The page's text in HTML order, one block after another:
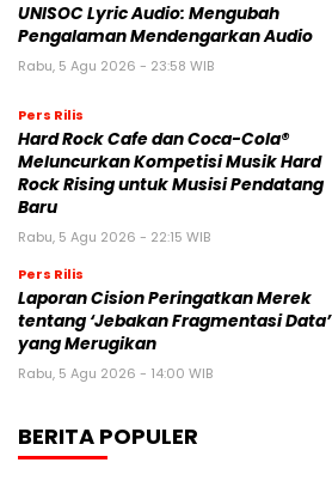
UNISOC Lyric Audio: Mengubah
Pengalaman Mendengarkan Audio
Rabu, 5 Agu 2026 - 23:58 WIB
Pers Rilis
Hard Rock Cafe dan Coca-Cola®
Meluncurkan Kompetisi Musik Hard
Rock Rising untuk Musisi Pendatang
Baru
Rabu, 5 Agu 2026 - 22:15 WIB
Pers Rilis
Laporan Cision Peringatkan Merek
tentang ‘Jebakan Fragmentasi Data’
yang Merugikan
Rabu, 5 Agu 2026 - 14:00 WIB
BERITA POPULER